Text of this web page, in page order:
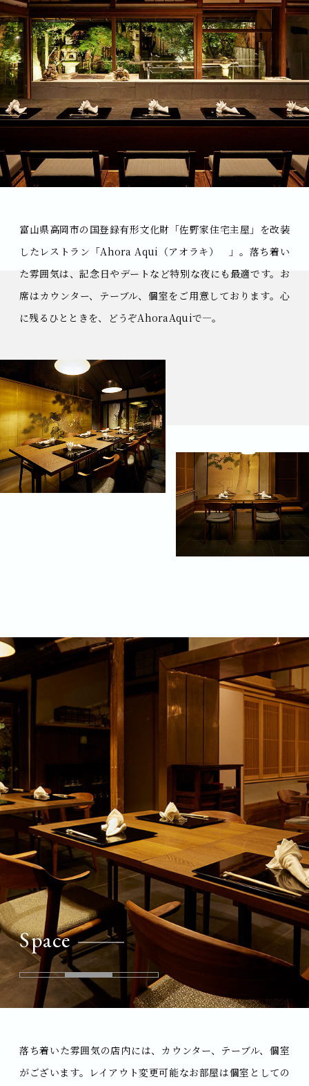
富山県高岡市の国登録有形文化財「佐野家住宅主屋」を改装
したレストラン「Ahora Aqui（アオラキ） 」。 落ち着い
た雰囲気は、記念日やデートなど特別な夜にも最適です。 お
席はカウンター、テーブル、個室をご用意しております。 心
に残るひとときを、どうぞAhoraAquiで―。
Space
落ち着いた雰囲気の店内には、 カウンター、テーブル、個室
がございます。 レイアウト変更可能なお部屋は個室としての